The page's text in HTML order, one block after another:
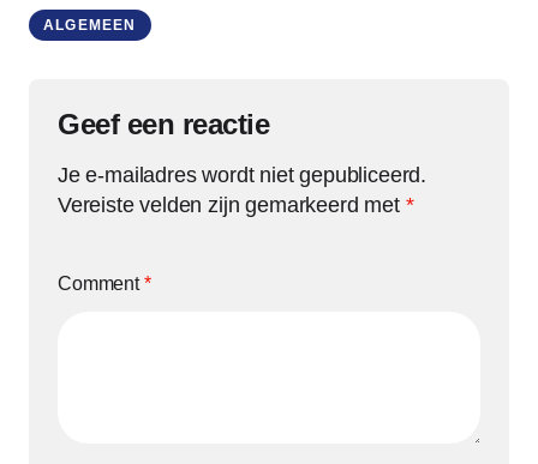
ALGEMEEN
Geef een reactie
Je e-mailadres wordt niet gepubliceerd.
Vereiste velden zijn gemarkeerd met *
Comment*